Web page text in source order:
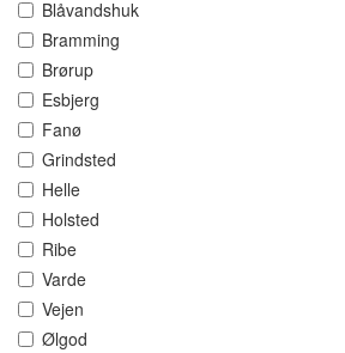
Blåvandshuk
Bramming
Brørup
Esbjerg
Fanø
Grindsted
Helle
Holsted
Ribe
Varde
Vejen
Ølgod